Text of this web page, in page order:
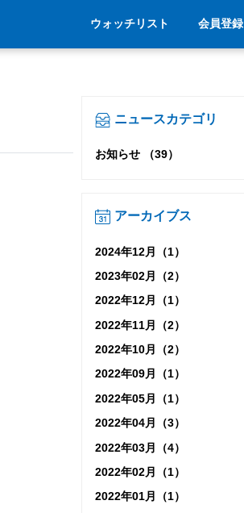
ウォッチリスト 会員登録
ニュースカテゴリ
お知らせ （39）
アーカイブス
2024年12月（1）
2023年02月（2）
2022年12月（1）
2022年11月（2）
2022年10月（2）
2022年09月（1）
2022年05月（1）
2022年04月（3）
2022年03月（4）
2022年02月（1）
2022年01月（1）